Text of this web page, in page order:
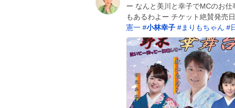
ー なんと美川と幸子でMCのお
もあるわよー チケット絶賛発売
憲一 #小林幸子 #まりもちゃん #